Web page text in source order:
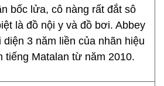
bốc lửa, cô nàng rất đắt sô
là đồ nội y và đồ bơi. Abbey
diện 3 năm liền của nhãn hiệu
tiếng Matalan từ năm 2010.